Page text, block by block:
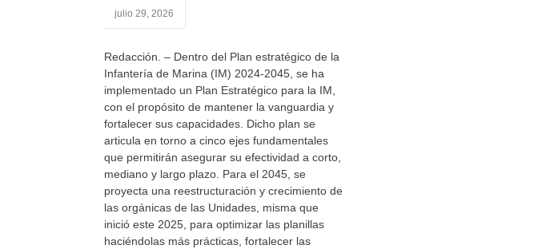
julio 29, 2026
Redacción. – Dentro del Plan estratégico de la
Infantería de Marina (IM) 2024-2045, se ha
implementado un Plan Estratégico para la IM,
con el propósito de mantener la vanguardia y
fortalecer sus capacidades. Dicho plan se
articula en torno a cinco ejes fundamentales
que permitirán asegurar su efectividad a corto,
mediano y largo plazo. Para el 2045, se
proyecta una reestructuración y crecimiento de
las orgánicas de las Unidades, misma que
inició este 2025, para optimizar las planillas
haciéndolas más prácticas, fortalecer las